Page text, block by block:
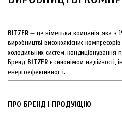
BITZER — це німецька компанія, яка з
виробництві високоякісних
холодильних систем, кондиціонування
Бренд BITZER є синонімом надійності,
енергоефективності.
ПРО БРЕНД І ПРОДУКЦІЮ